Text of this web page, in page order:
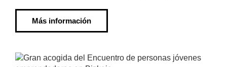
Más información